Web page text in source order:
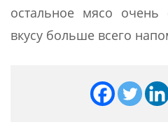
остальное мясо
вкусу больше всего